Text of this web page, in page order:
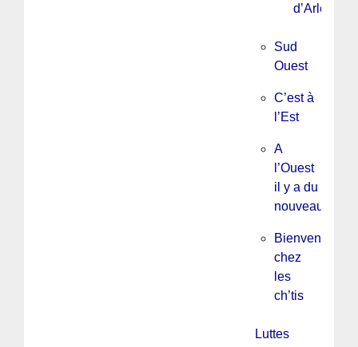
d’Arles
Sud
Ouest
C’est à
l’Est
A
l’Ouest
il y a du
nouveau
Bienvenue
chez
les
ch’tis
Luttes